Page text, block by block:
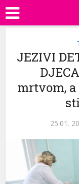
JEZIVI
mrtvom,
25.01.